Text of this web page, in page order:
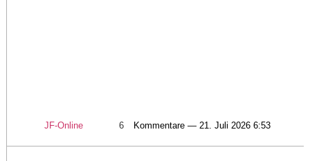
JF-Online 6 Kommentare — 21. Juli 2026 6:53